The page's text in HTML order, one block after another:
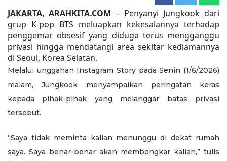
JAKARTA, ARAHKITA.COM – Penyanyi Jungkook dari
grup K-pop BTS meluapkan kekesalannya terhadap
penggemar obsesif yang diduga terus mengganggu
privasi hingga mendatangi area sekitar kediamannya
di Seoul, Korea Selatan.
Melalui unggahan Instagram Story pada Senin (1/6/2026)
malam, Jungkook menyampaikan peringatan keras
kepada pihak-pihak yang melanggar batas privasi
tersebut.
“Saya tidak meminta kalian menunggu di dekat rumah
saya. Saya benar-benar akan membongkar kalian,” tulis